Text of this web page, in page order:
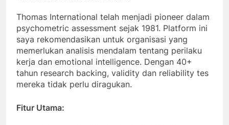
Thomas International telah menjadi pioneer dalam
psychometric assessment sejak 1981. Platform ini
saya rekomendasikan untuk organisasi yang
memerlukan analisis mendalam tentang perilaku
kerja dan emotional intelligence. Dengan 40+
tahun research backing, validity dan reliability tes
mereka tidak perlu diragukan.
Fitur Utama: